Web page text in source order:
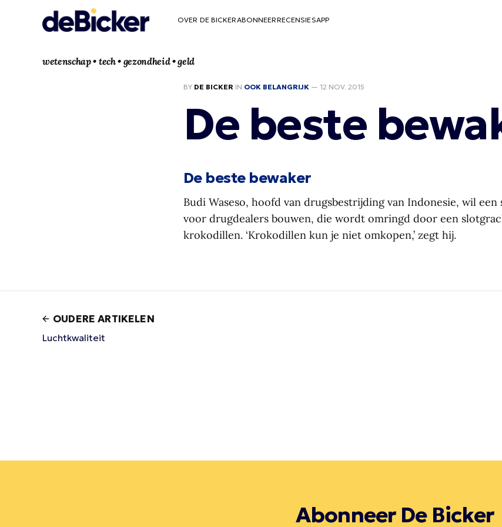
OVER DE BICKERABONNEERRECENSIESAPP
wetenschap • tech • gezondheid • geld
BY DE BICKER IN OOK BELANGRIJK — 12 NOV. 2015
De beste
De beste bewaker
Budi Waseso, hoofd van drugsbestrijding van Indonesie, wil een
voor drugdealers bouwen, die wordt omringd door een
krokodillen. ‘Krokodillen kun je niet omkopen,’ zegt hij.
OUDERE ARTIKELEN
Luchtkwaliteit
Abonneer De Bicker